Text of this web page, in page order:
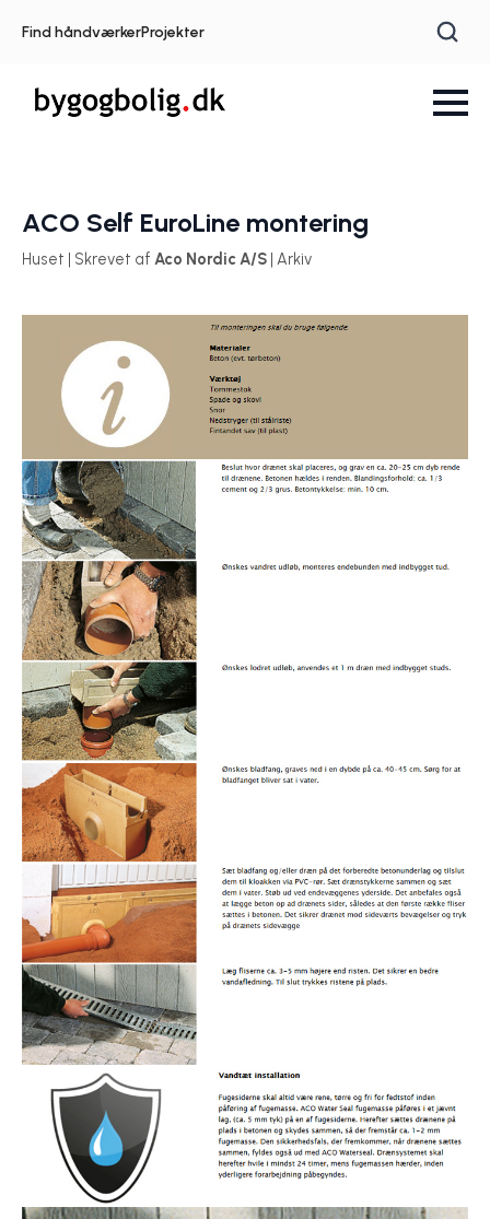
Find håndværkerProjekter
ACO Self EuroLine montering
Huset | Skrevet af Aco Nordic A/S | Arkiv